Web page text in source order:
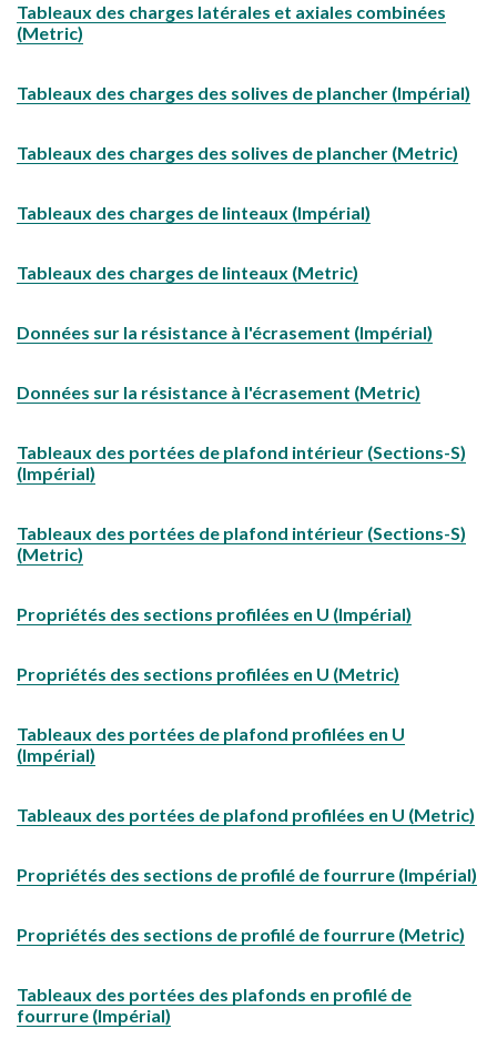
Tableaux des charges latérales et axiales combinées
(Metric)
Tableaux des charges des solives de plancher (Impérial)
Tableaux des charges des solives de plancher (Metric)
Tableaux des charges de linteaux (Impérial)
Tableaux des charges de linteaux (Metric)
Données sur la résistance à l'écrasement (Impérial)
Données sur la résistance à l'écrasement (Metric)
Tableaux des portées de plafond intérieur (Sections-S)
(Impérial)
Tableaux des portées de plafond intérieur (Sections-S)
(Metric)
Propriétés des sections profilées en U (Impérial)
Propriétés des sections profilées en U (Metric)
Tableaux des portées de plafond profilées en U
(Impérial)
Tableaux des portées de plafond profilées en U (Metric)
Propriétés des sections de profilé de fourrure (Impérial)
Propriétés des sections de profilé de fourrure (Metric)
Tableaux des portées des plafonds en profilé de
fourrure (Impérial)